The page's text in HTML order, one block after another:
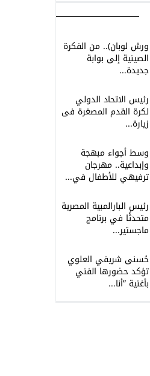
ورش لوبان).. من الفكرة
الصينية إلى بوابة
جديدة...
رئيس الاتحاد الدولي
لكرة القدم المصغرة فى
زيارة...
وسط أجواء مبهجة
وإبداعية.. مهرجان
ترفيهي للأطفال في...
رئيس البارالمبية المصرية
متحدثًا في برنامج
ماجستير...
حُسنى شريفي العلوي
تؤكد حضورها الفني
بأغنية ”أنا...